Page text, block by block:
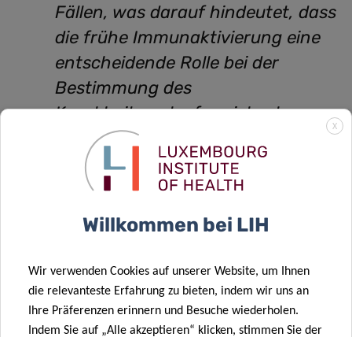
Fällen, was darauf hindeutet, dass
die frühe Immunaktivierung eine
entscheidende Rolle bei der
Bestimmung des
Krankheitsverlaufs spielen kann.
Diese Ergebnisse könnten zur
Entwicklung von Strategien zur
Vorhersage und Behandlung von
COVID-19 beitragen, einschließlich
Impfansätzen
erklärt Dr. Feng Hefeng von der LIH-Abteilung für
Infektionen und Immunität (DII)
X
Willkommen bei LIH
Wir verwenden Cookies auf unserer Website, um Ihnen
die relevanteste Erfahrung zu bieten, indem wir uns an
Ihre Präferenzen erinnern und Besuche wiederholen.
Indem Sie auf „Alle akzeptieren“ klicken, stimmen Sie der